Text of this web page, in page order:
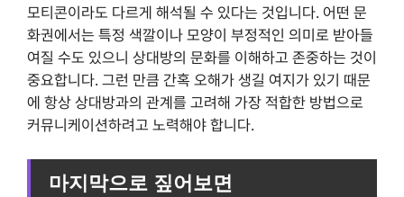
모티콘이라도 다르게 해석될 수 있다는 것입니다. 어떤 문
화권에서는 특정 색깔이나 모양이 부정적인 의미로 받아들
여질 수도 있으니 상대방의 문화를 이해하고 존중하는 것이
중요합니다. 그런 만큼 간혹 오해가 생길 여지가 있기 때문
에 항상 상대방과의 관계를 고려해 가장 적합한 방법으로
커뮤니케이션하려고 노력해야 합니다.
마지막으로 짚어보면